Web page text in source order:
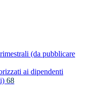
(da pubblicare
ai dipendenti
68